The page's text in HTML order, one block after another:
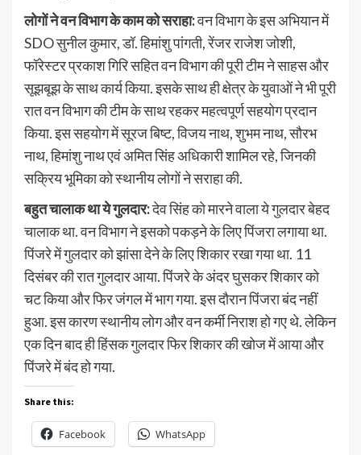
लोगों ने वन विभाग के काम को सराहा:वन विभाग के इस अभियान में
SDO सुनील कुमार, डॉ. हिमांशु पांगती, रेंजर राजेश जोशी,
फॉरेस्टर प्रकाश गिरि सहित वन विभाग की पूरी टीम ने साहस और
सूझबूझ के साथ कार्य किया. इसके साथ ही क्षेत्र के युवाओं ने भी पूरी
रात वन विभाग की टीम के साथ रहकर महत्वपूर्ण सहयोग प्रदान
किया. इस सहयोग में सूरज बिष्ट, विजय नाथ, शुभम नाथ, सौरभ
नाथ, हिमांशु नाथ एवं अमित सिंह अधिकारी शामिल रहे, जिनकी
सक्रिय भूमिका को स्थानीय लोगों ने सराहा की.
बहुत चालाक था ये गुलदार:देव सिंह को मारने वाला ये गुलदार बेहद
चालाक था. वन विभाग ने इसको पकड़ने के लिए पिंजरा लगाया था.
पिंजरे में गुलदार को झांसा देने के लिए शिकार रखा गया था. 11
दिसंबर की रात गुलदार आया. पिंजरे के अंदर घुसकर शिकार को
चट किया और फिर जंगल में भाग गया. इस दौरान पिंजरा बंद नहीं
हुआ. इस कारण स्थानीय लोग और वन कर्मी निराश हो गए थे. लेकिन
एक दिन बाद ही हिंसक गुलदार फिर शिकार की खोज में आया और
पिंजरे में बंद हो गया.
Share this:
Facebook WhatsApp